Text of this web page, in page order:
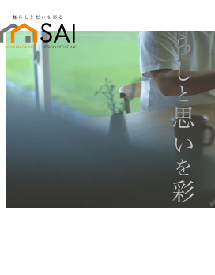
暮らし
と
思い
を
彩る